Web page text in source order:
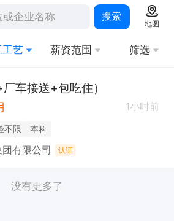
搜索
地图
工艺 薪资范围 筛选
车接送+包吃住）
1小时前
不限 本科
有限公司 认证
没有更多了